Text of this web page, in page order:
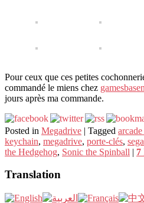
Pour ceux que ces petites
commandé le miens chez
jours après ma commande.
Posted in Megadrive | Tagged
keychain, megadrive, porte-clés, sega
the Hedgehog, Sonic the Spinball | 7
Translation